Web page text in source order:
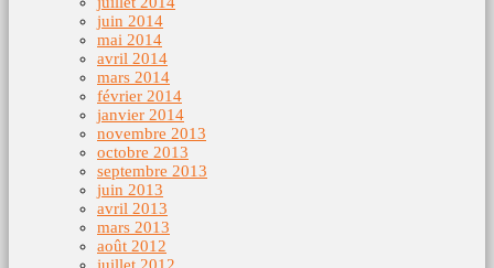
juin 2014
mai 2014
avril 2014
mars 2014
février 2014
janvier 2014
novembre 2013
octobre 2013
septembre 2013
juin 2013
avril 2013
mars 2013
août 2012